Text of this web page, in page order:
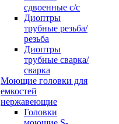
сдвоенные c/c
Диоптры
трубные резьба/
резьба
Диоптры
трубные сварка/
сварка
Моющие головки для
емкостей
нержавеющие
Головки